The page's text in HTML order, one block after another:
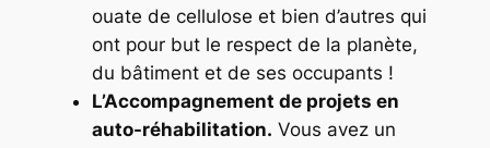
ouate de cellulose et bien d’autres qui
ont pour but le respect de la planète,
du bâtiment et de ses occupants !
L’Accompagnement de projets en
auto-réhabilitation. Vous avez un